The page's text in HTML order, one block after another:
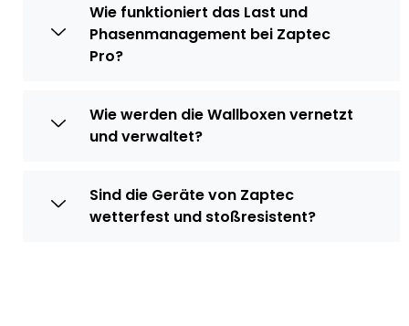
Wie funktioniert das Last und
Phasenmanagement bei Zaptec
Pro?
Wie werden die Wallboxen vernetzt
und verwaltet?
Sind die Geräte von Zaptec
wetterfest und stoßresistent?